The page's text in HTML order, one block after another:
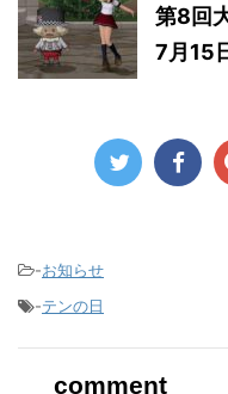
第8回
7月15
-お知らせ
-テンの日
comment